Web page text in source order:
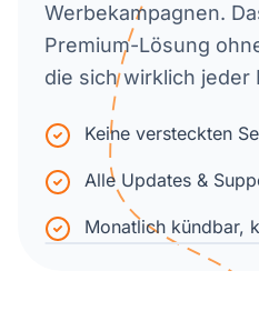
Werbekampagnen.
Premium-Lösung
die sich wirklich jeder
Keine versteckten
Alle Updates &
Monatlich kündbar,